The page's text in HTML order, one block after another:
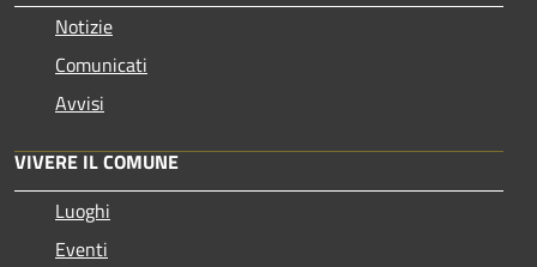
Notizie
Comunicati
Avvisi
VIVERE IL COMUNE
Luoghi
Eventi